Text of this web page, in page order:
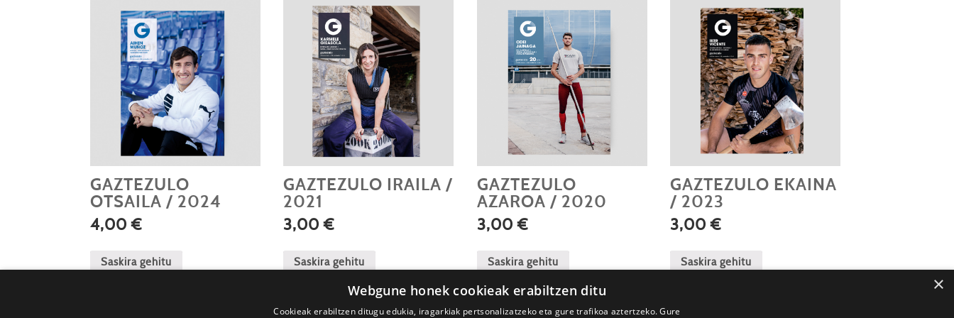
GAZTEZULO
OTSAILA / 2024
4,00€
Saskira gehitu
GAZTEZULO IRAILA /
2021
3,00€
Saskira gehitu
GAZTEZULO
AZAROA / 2020
3,00€
Saskira gehitu
GAZTEZULO EKAINA
/ 2023
3,00€
Saskira gehitu
×
Webgune honek cookieak erabiltzen ditu
Cookieak erabiltzen ditugu edukia, iragarkiak pertsonalizatzeko eta gure trafikoa aztertzeko. Gure